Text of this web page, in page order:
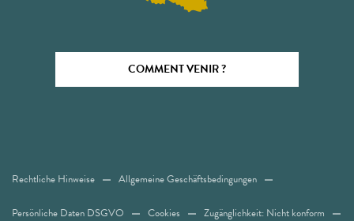
COMMENT VENIR ?
Rechtliche Hinweise Allgemeine Geschäftsbedingungen
Persönliche Daten DSGVO Cookies Zugänglichkeit: Nicht konform